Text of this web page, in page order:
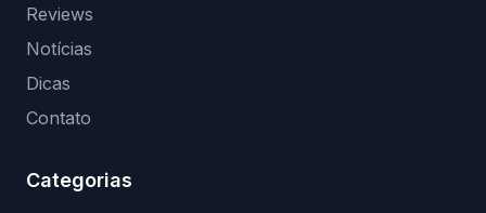
Reviews
Notícias
Dicas
Contato
Categorias